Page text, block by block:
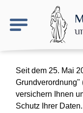
Le site NDN
Seit dem 25. Mai
Grundverordnung"
versichern Ihnen
Schutz Ihrer